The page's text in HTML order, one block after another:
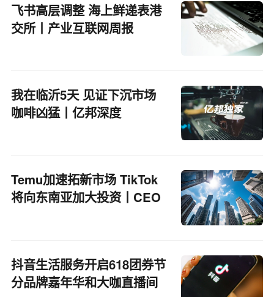
飞书高层调整 海上鲜递表港
交所丨产业互联网周报
我在临沂5天 见证下沉市场
咖啡凶猛丨亿邦深度
Temu加速拓新市场 TikTok
将向东南亚加大投资丨CEO
抖音生活服务开启618团券节
分品牌嘉年华和大咖直播间